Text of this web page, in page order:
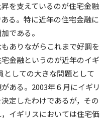
を支えているのが住宅金融
る。特に近年の住宅金融に
である。
ありながらこれまで好調を
金融というのが近年のイギ
としての大きな問題として
ある。2003年６月にイギリ
定したわけであるが，その
イギリスにおいては住宅価